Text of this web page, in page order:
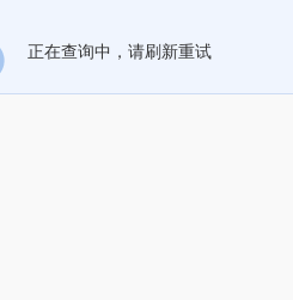
正在查询中，请刷新重试